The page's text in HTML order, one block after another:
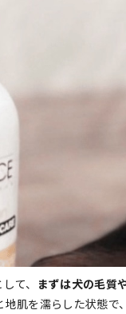
て、
まずは犬の毛質
肌を濡らした状態で